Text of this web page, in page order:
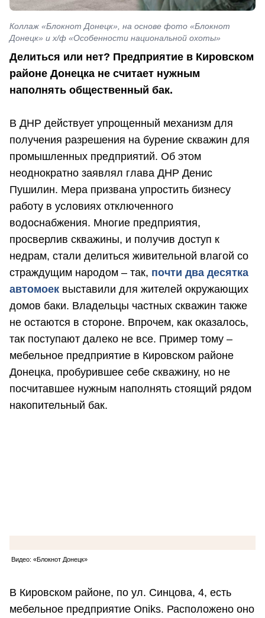
Коллаж «Блокнот Донецк», на основе фото «Блокнот
Донецк» и х/ф «Особенности национальной охоты»
Делиться или нет? Предприятие в Кировском
районе Донецка не считает нужным
наполнять общественный бак.
В ДНР действует упрощенный механизм для
получения разрешения на бурение скважин для
промышленных предприятий. Об этом
неоднократно заявлял глава ДНР Денис
Пушилин. Мера призвана упростить бизнесу
работу в условиях отключенного
водоснабжения. Многие предприятия,
просверлив скважины, и получив доступ к
недрам, стали делиться живительной влагой со
страждущим народом – так, почти два десятка
автомоек выставили для жителей окружающих
домов баки. Владельцы частных скважин также
не остаются в стороне. Впрочем, как оказалось,
так поступают далеко не все. Пример тому –
мебельное предприятие в Кировском районе
Донецка, пробурившее себе скважину, но не
посчитавшее нужным наполнять стоящий рядом
накопительный бак.
Видео: «Блокнот Донецк»
В Кировском районе, по ул. Синцова, 4, есть
мебельное предприятие Oniks. Расположено оно